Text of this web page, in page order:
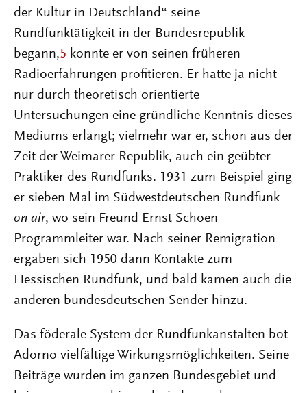
der Kultur in Deutschland“ seine
Rundfunktätigkeit in der Bundesrepublik
begann,5 konnte er von seinen früheren
Radioerfahrungen profitieren. Er hatte ja nicht
nur durch theoretisch orientierte
Untersuchungen eine gründliche Kenntnis dieses
Mediums erlangt; vielmehr war er, schon aus der
Zeit der Weimarer Republik, auch ein geübter
Praktiker des Rundfunks. 1931 zum Beispiel ging
er sieben Mal im Südwestdeutschen Rundfunk
on air, wo sein Freund Ernst Schoen
Programmleiter war. Nach seiner Remigration
ergaben sich 1950 dann Kontakte zum
Hessischen Rundfunk, und bald kamen auch die
anderen bundesdeutschen Sender hinzu.
Das föderale System der Rundfunkanstalten bot
Adorno vielfältige Wirkungsmöglichkeiten. Seine
Beiträge wurden im ganzen Bundesgebiet und